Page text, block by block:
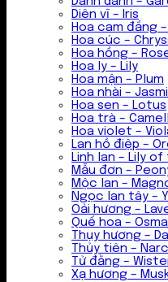
Diên vĩ – Iris
Hoa cam đắng
Hoa cúc –
Hoa hồng –
Hoa ly – Lily
Hoa mận – Plum
Hoa nhài –
Hoa sen – Lotus
Hoa trà –
Hoa violet –
Lan hồ điệp –
Linh lan – Lily
Mẫu đơn –
Mộc lan –
Ngọc lan tây –
Oải hương –
Quế hoa –
Thụy hương –
Thủy tiên –
Tử đằng –
Xạ hương –